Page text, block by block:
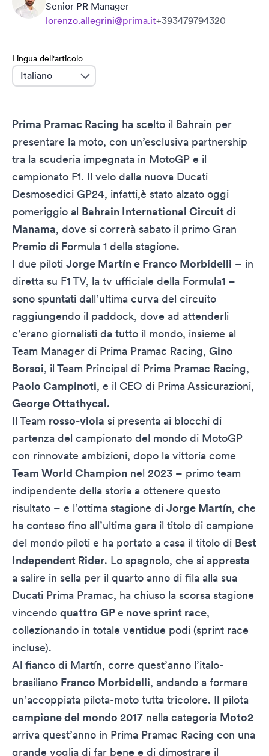
Senior PR Manager
lorenzo.allegrini@prima.it+393479794320
Lingua dell'articolo
language
Prima Pramac Racing ha scelto il Bahrain per
presentare la moto, con un’esclusiva partnership
tra la scuderia impegnata in MotoGP e il
campionato F1. Il velo dalla nuova Ducati
Desmosedici GP24, infatti,è stato alzato oggi
pomeriggio al Bahrain International Circuit di
Manama, dove si correrà sabato il primo Gran
Premio di Formula 1 della stagione.
I due piloti Jorge Martín e Franco Morbidelli – in
diretta su F1 TV, la tv ufficiale della Formula1 –
sono spuntati dall’ultima curva del circuito
raggiungendo il paddock, dove ad attenderli
c’erano giornalisti da tutto il mondo, insieme al
Team Manager di Prima Pramac Racing, Gino
Borsoi, il Team Principal di Prima Pramac Racing,
Paolo Campinoti, e il CEO di Prima Assicurazioni,
George Ottathycal.
Il Team rosso-viola si presenta ai blocchi di
partenza del campionato del mondo di MotoGP
con rinnovate ambizioni, dopo la vittoria come
Team World Champion nel 2023 – primo team
indipendente della storia a ottenere questo
risultato – e l’ottima stagione di Jorge Martín, che
ha conteso fino all’ultima gara il titolo di campione
del mondo piloti e ha portato a casa il titolo di Best
Independent Rider. Lo spagnolo, che si appresta
a salire in sella per il quarto anno di fila alla sua
Ducati Prima Pramac, ha chiuso la scorsa stagione
vincendo quattro GPe nove sprint race,
collezionando in totale ventidue podi (sprint race
incluse).
Al fianco di Martín, corre quest’anno l’italo-
brasiliano Franco Morbidelli, andando a formare
un’accoppiata pilota-moto tutta tricolore. Il pilota
campione del mondo 2017 nella categoria Moto2
arriva quest’anno in Prima Pramac Racing con una
grande voglia di far bene e di dimostrare il